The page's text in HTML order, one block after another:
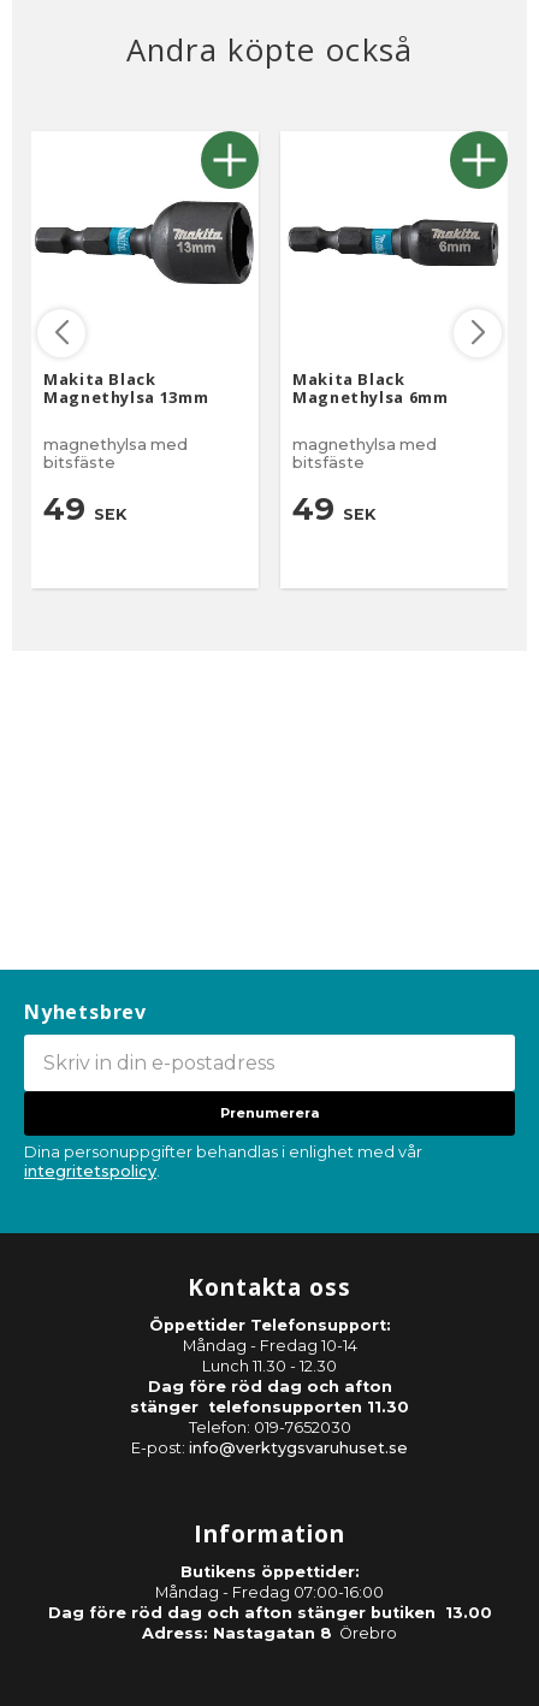
Andra köpte också
Makita Black
Magnethylsa 13mm
magnethylsa med
bitsfäste
49 SEK
Makita Black
Magnethylsa 6mm
magnethylsa med
bitsfäste
49 SEK
Nyhetsbrev
Prenumerera
Dina personuppgifter behandlas i enlighet med vår
integritetspolicy.
Kontakta oss
Öppettider Telefonsupport:
Måndag - Fredag 10-14
Lunch 11.30 - 12.30
Dag före röd dag och afton
stänger telefonsupporten 11.30
Telefon: 019-7652030
E-post: info@verktygsvaruhuset.se
Information
Butikens öppettider:
Måndag - Fredag 07:00-16:00
Dag före röd dag och afton stänger butiken 13.00
Adress: Nastagatan 8 Örebro